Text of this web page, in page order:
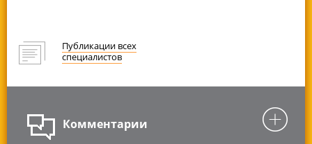
Публикации всех
специалистов
Комментарии